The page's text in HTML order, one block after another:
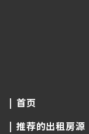
首页
推荐的出租房源